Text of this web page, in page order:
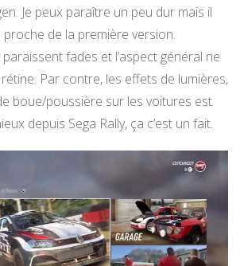
Je peux paraître un peu dur mais il
de la première version.
fades et l’aspect général ne
Par contre, les effets de lumières,
boue/poussière sur les voitures est
depuis Sega Rally, ça c’est un fait.